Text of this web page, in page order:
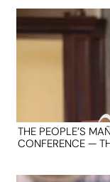
THE PEOPLE’S
CONFERENCE —